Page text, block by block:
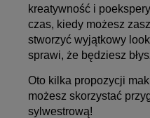
kreatywność i
czas, kiedy możesz
stworzyć wyjątkowy
sprawi, że będziesz
Oto kilka propozycji
możesz skorzystać
sylwestrową!